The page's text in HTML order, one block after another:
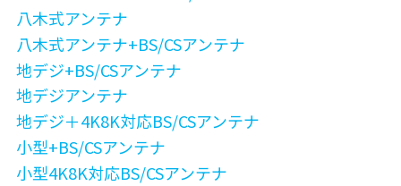
八木式アンテナ
八木式アンテナ+BS/CSアンテナ
地デジ+BS/CSアンテナ
地デジアンテナ
地デジ＋4K8K対応BS/CSアンテナ
小型+BS/CSアンテナ
小型4K8K対応BS/CSアンテナ